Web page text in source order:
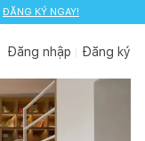
ĐĂNG KÝ NGAY!
Đăng nhập Đăng ký